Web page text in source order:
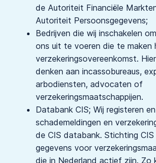
de Autoriteit Financiële
Autoriteit Persoonsgegevens;
Bedrijven die wij inschakelen
ons uit te voeren die te maken
verzekeringsovereenkomst.
denken aan incassobureaus,
arbodiensten, advocaten of
verzekeringsmaatschappijen.
Databank CIS; Wij registeren
schademeldingen en
de CIS databank. Stichting
gegevens voor
die in Nederland actief zijn. Zo